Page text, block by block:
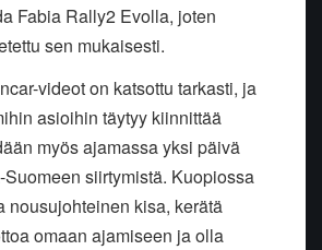
Fabia Rally2 Evolla, joten
sen mukaisesti.
videot on katsottu tarkasti, ja
asioihin täytyy kiinnittää
myös ajamassa yksi päivä
siirtymistä. Kuopiossa
nousujohteinen kisa, kerätä
omaan ajamiseen ja olla